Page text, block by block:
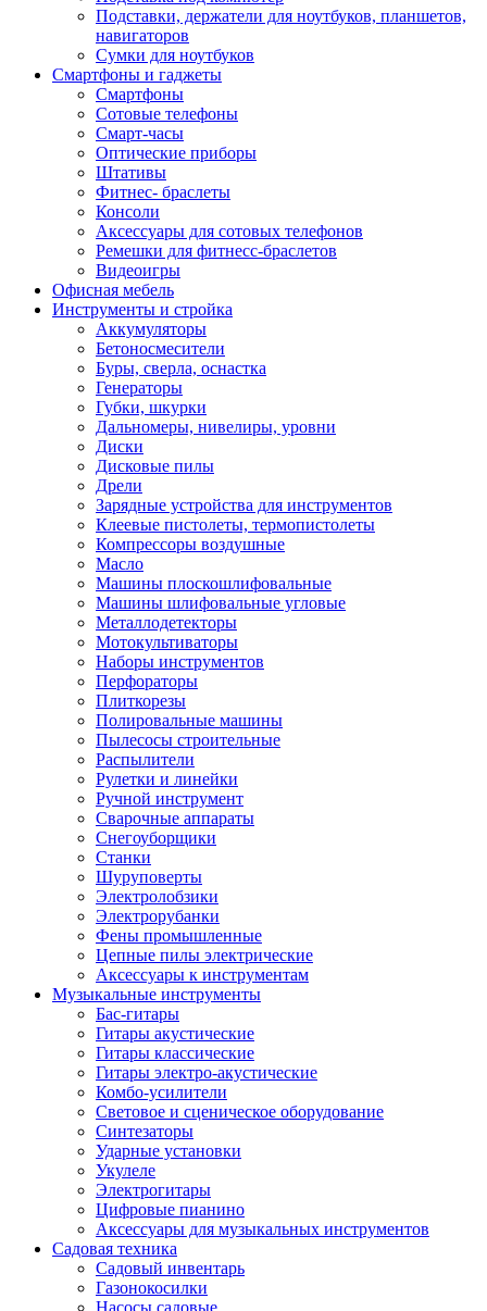
Подставки, держатели для ноутбуков, планшетов,
навигаторов
Сумки для ноутбуков
Смартфоны и гаджеты
Смартфоны
Сотовые телефоны
Смарт-часы
Оптические приборы
Штативы
Фитнес- браслеты
Консоли
Аксессуары для сотовых телефонов
Ремешки для фитнесс-браслетов
Видеоигры
Офисная мебель
Инструменты и стройка
Аккумуляторы
Бетоносмесители
Буры, сверла, оснастка
Генераторы
Губки, шкурки
Дальномеры, нивелиры, уровни
Диски
Дисковые пилы
Дрели
Зарядные устройства для инструментов
Клеевые пистолеты, термопистолеты
Компрессоры воздушные
Масло
Машины плоскошлифовальные
Машины шлифовальные угловые
Металлодетекторы
Мотокультиваторы
Наборы инструментов
Перфораторы
Плиткорезы
Полировальные машины
Пылесосы строительные
Распылители
Рулетки и линейки
Ручной инструмент
Сварочные аппараты
Снегоуборщики
Станки
Шуруповерты
Электролобзики
Электрорубанки
Фены промышленные
Цепные пилы электрические
Аксессуары к инструментам
Музыкальные инструменты
Бас-гитары
Гитары акустические
Гитары классические
Гитары электро-акустические
Комбо-усилители
Световое и сценическое оборудование
Синтезаторы
Ударные установки
Укулеле
Электрогитары
Цифровые пианино
Аксессуары для музыкальных инструментов
Садовая техника
Садовый инвентарь
Газонокосилки